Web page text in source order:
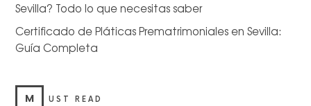
Sevilla? Todo lo que necesitas saber
Certificado de Pláticas Prematrimoniales en Sevilla:
Guía Completa
M UST READ